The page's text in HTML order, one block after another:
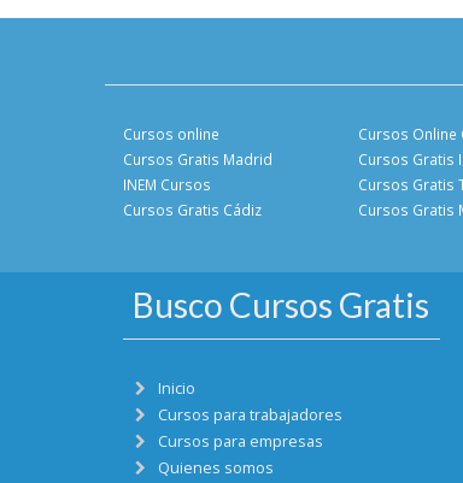
Cursos online
Cursos Gratis Madrid
INEM Cursos
Cursos Gratis Cádiz
Cursos Online
Cursos Gratis
Cursos Gratis
Cursos Gratis
Busco Cursos Gratis
Inicio
Cursos para trabajadores
Cursos para empresas
Quienes somos